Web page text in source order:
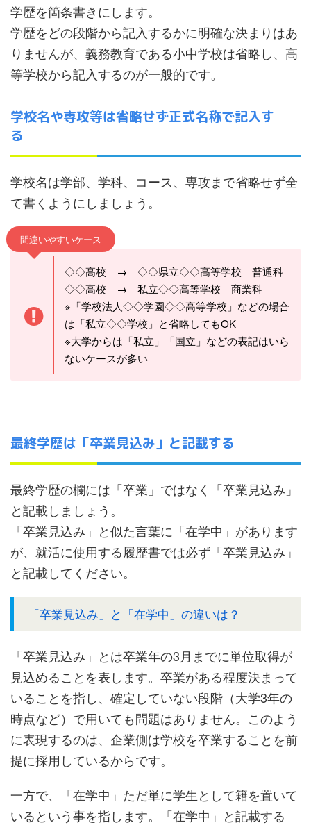
学歴を箇条書きにします。
学歴をどの段階から記入するかに明確な決まりはあ
りませんが、義務教育である小中学校は省略し、高
等学校から記入するのが一般的です。
学校名や専攻等は省略せず正式名称で記入す
る
学校名は学部、学科、コース、専攻まで省略せず全
て書くようにしましょう。
間違いやすいケース
◇◇高校 → ◇◇県立◇◇高等学校 普通科
◇◇高校 → 私立◇◇高等学校 商業科
※「学校法人◇◇学園◇◇高等学校」などの場合
は「私立◇◇学校」と省略してもOK
※大学からは「私立」「国立」などの表記はいら
ないケースが多い
最終学歴は「卒業見込み」と記載する
最終学歴の欄には「卒業」ではなく「卒業見込み」
と記載しましょう。
「卒業見込み」と似た言葉に「在学中」があります
が、就活に使用する履歴書では必ず「卒業見込み」
と記載してください。
「卒業見込み」と「在学中」の違いは？
「卒業見込み」とは卒業年の3月までに単位取得が
見込めることを表します。卒業がある程度決まって
いることを指し、確定していない段階（大学3年の
時点など）で用いても問題はありません。このよう
に表現するのは、企業側は学校を卒業することを前
提に採用しているからです。
一方で、「在学中」ただ単に学生として籍を置いて
いるという事を指します。「在学中」と記載する